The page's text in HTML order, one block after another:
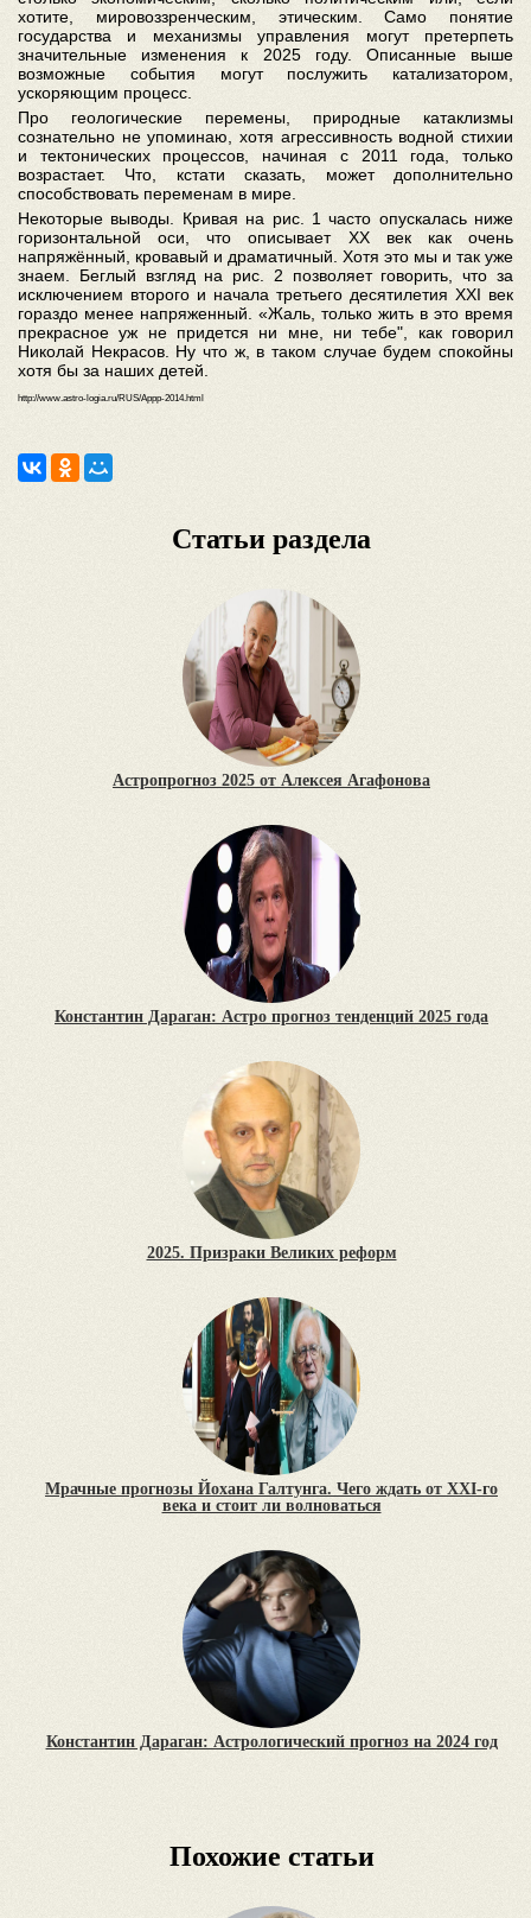
хотите, мировоззренческим, этическим. Само понятие
государства и механизмы управления могут претерпеть
значительные изменения к 2025 году. Описанные выше
возможные события могут послужить катализатором,
ускоряющим процесс.
Про геологические перемены, природные катаклизмы
сознательно не упоминаю, хотя агрессивность водной стихии
и тектонических процессов, начиная с 2011 года, только
возрастает. Что, кстати сказать, может дополнительно
способствовать переменам в мире.
Некоторые выводы. Кривая на рис. 1 часто опускалась ниже
горизонтальной оси, что описывает ХХ век как очень
напряжённый, кровавый и драматичный. Хотя это мы и так уже
знаем. Беглый взгляд на рис. 2 позволяет говорить, что за
исключением второго и начала третьего десятилетия ХХI век
гораздо менее напряженный. «Жаль, только жить в это время
прекрасное уж не придется ни мне, ни тебе", как говорил
Николай Некрасов. Ну что ж, в таком случае будем спокойны
хотя бы за наших детей.
http://www.astro-logia.ru/RUS/Appp-2014.html
Статьи раздела
Астропрогноз 2025 от Алексея Агафонова
Константин Дараган: Астро прогноз тенденций 2025 года
2025. Призраки Великих реформ
Мрачные прогнозы Йохана Галтунга. Чего ждать от XXI-го
века и стоит ли волноваться
Константин Дараган: Астрологический прогноз на 2024 год
Похожие статьи